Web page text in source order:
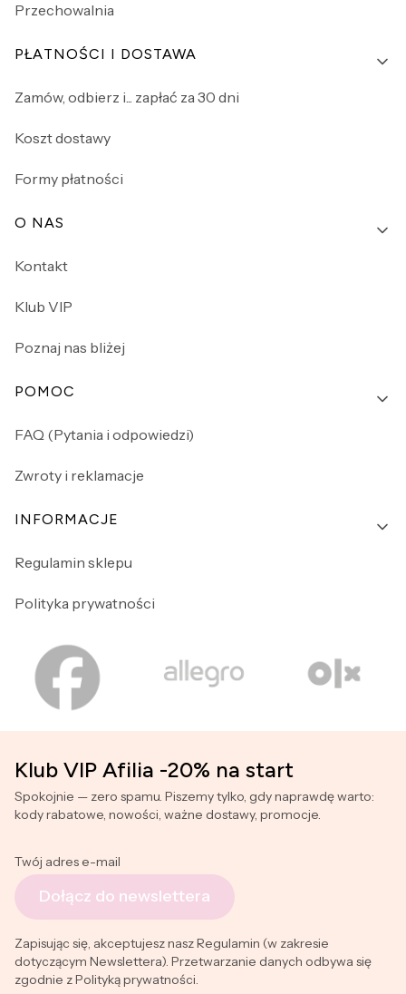
Przechowalnia
PŁATNOŚCI I DOSTAWA
Zamów, odbierz i... zapłać za 30 dni
Koszt dostawy
Formy płatności
O NAS
Kontakt
Klub VIP
Poznaj nas bliżej
POMOC
FAQ (Pytania i odpowiedzi)
Zwroty i reklamacje
INFORMACJE
Regulamin sklepu
Polityka prywatności
Klub VIP Afilia -20% na start
Spokojnie — zero spamu. Piszemy tylko, gdy naprawdę warto:
kody rabatowe, nowości, ważne dostawy, promocje.
Twój adres e-mail
Dołącz do newslettera
Zapisując się, akceptujesz nasz Regulamin (w zakresie
dotyczącym Newslettera). Przetwarzanie danych odbywa się
zgodnie z Polityką prywatności.